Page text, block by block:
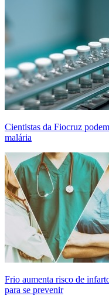
Cientistas da Fiocruz
malária
Frio aumenta risco de
para se prevenir